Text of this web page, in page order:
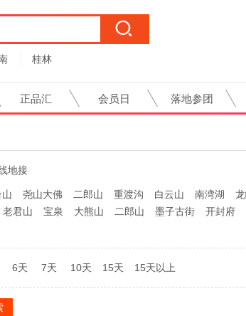
桂林
正品汇 会员日 落地参团
地接
尧山大佛 二郎山 重渡沟 白云山 南湾湖
老君山 宝泉 大熊山 二郎山 墨子古街 开封府
6天 7天 10天 15天 15天以上